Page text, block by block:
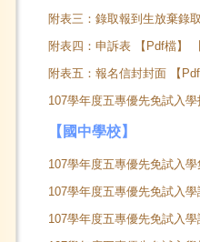
附表三：錄取報到生放棄錄
附表四：申訴表 【 Pdf檔】
附表五：報名信封封面 【
107學年度五專優先免試入
【國中學校】
107學年度五專優先免試入
107學年度五專優先免試入
107學年度五專優先免試入